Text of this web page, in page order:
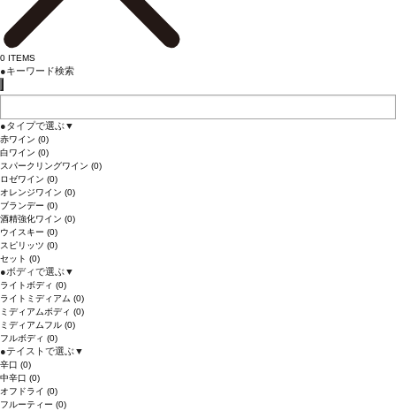
0 ITEMS
●キーワード検索
●タイプで選ぶ▼
赤ワイン (0)
白ワイン (0)
スパークリングワイン (0)
ロゼワイン (0)
オレンジワイン (0)
ブランデー (0)
酒精強化ワイン (0)
ウイスキー (0)
スピリッツ (0)
セット (0)
●ボディで選ぶ▼
ライトボディ (0)
ライトミディアム (0)
ミディアムボディ (0)
ミディアムフル (0)
フルボディ (0)
●テイストで選ぶ▼
辛口 (0)
中辛口 (0)
オフドライ (0)
フルーティー (0)